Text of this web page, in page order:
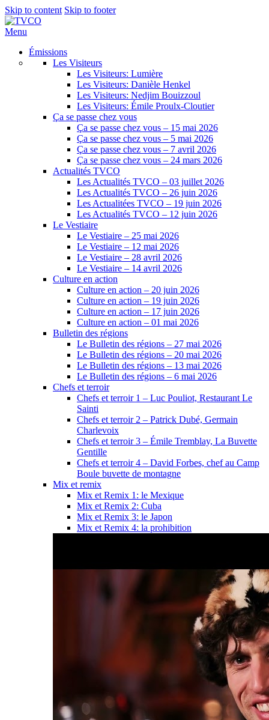
Skip to content Skip to footer
Menu
Émissions
Les Visiteurs
Les Visiteurs: Lumière
Les Visiteurs: Danièle Henkel
Les Visiteurs: Nedjim Bouizzoul
Les Visiteurs: Émile Proulx-Cloutier
Ça se passe chez vous
Ça se passe chez vous – 15 mai 2026
Ça se passe chez vous – 5 mai 2026
Ça se passe chez vous – 7 avril 2026
Ça se passe chez vous – 24 mars 2026
Actualités TVCO
Les Actualités TVCO – 03 juillet 2026
Les Actualités TVCO – 26 juin 2026
Les Actualitées TVCO – 19 juin 2026
Les Actualités TVCO – 12 juin 2026
Le Vestiaire
Le Vestiaire – 25 mai 2026
Le Vestiaire – 12 mai 2026
Le Vestiaire – 28 avril 2026
Le Vestiaire – 14 avril 2026
Culture en action
Culture en action – 20 juin 2026
Culture en action – 19 juin 2026
Culture en action – 17 juin 2026
Culture en action – 01 mai 2026
Bulletin des régions
Le Bulletin des régions – 27 mai 2026
Le Bulletin des régions – 20 mai 2026
Le Bulletin des régions – 13 mai 2026
Le Bulletin des régions – 6 mai 2026
Chefs et terroir
Chefs et terroir 1 – Luc Pouliot, Restaurant Le
Sainti
Chefs et terroir 2 – Patrick Dubé, Germain
Charlevoix
Chefs et terroir 3 – Émile Tremblay, La Buvette
Gentille
Chefs et terroir 4 – David Forbes, chef au Camp
Boule buvette de montagne
Mix et remix
Mix et Remix 1: le Mexique
Mix et Remix 2: Cuba
Mix et Remix 3: le Japon
Mix et Remix 4: la prohibition